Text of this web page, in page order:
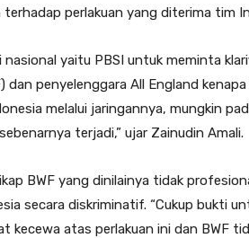
perlakuan yang diterima tim
yaitu PBSI untuk meminta
dan penyelenggara All England
melalui jaringannya, mungkin
terjadi,” ujar Zainudin Amali.
BWF yang dinilainya tidak
secara diskriminatif. “Cukup bukti
kecewa atas perlakuan ini dan BWF